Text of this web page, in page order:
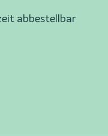
abbestellbar